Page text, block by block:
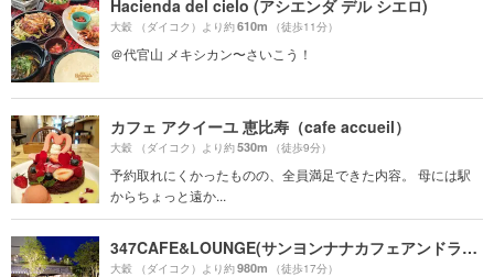
Hacienda del cielo (アシエンダ デル シエロ)
大穀 （ダイコク）より約610m （徒歩11分）
＠代官山 メキシカン〜さいこう！
カフェ アクイーユ 恵比寿（cafe accueil）
大穀 （ダイコク）より約530m （徒歩9分）
予約取れにくかったものの、全員満足できた内容。 母には駅
からちょっと遠か...
347CAFE&LOUNGE(サンヨンナナカフェアンドラウンジ)
大穀 （ダイコク）より約980m （徒歩17分）